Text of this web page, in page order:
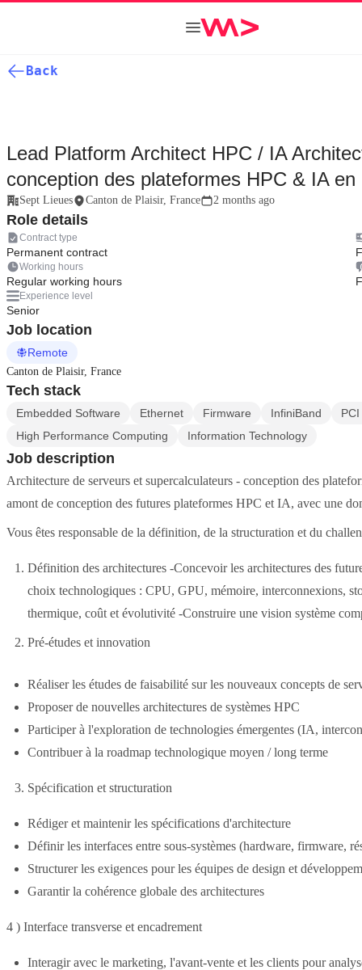
Back
Lead Platform Architect HPC / IA
conception des plateformes HPC & IA en
Sept Lieues Canton de Plaisir, France 2 months ago
Role details
Contract type
Permanent contract
Working hours
Regular working hours
Experience level
Senior
Job location
Remote
Canton de Plaisir, France
Tech stack
Embedded Software Ethernet Firmware InfiniBand
High Performance Computing
Information Technology
Job description
Architecture de serveurs et supercalculateurs - conception des
amont de conception des futures plateformes HPC et IA, avec une
Vous êtes responsable de la définition, de la structuration et du
Définition des architectures -Concevoir les architectures des
choix technologiques : CPU, GPU, mémoire, interconnexions,
thermique, coût et évolutivité -Construire une vision système
Pré-études et innovation
Réaliser les études de faisabilité sur les nouveaux concepts de
Proposer de nouvelles architectures de systèmes HPC
Participer à l'exploration de technologies émergentes (IA,
Contribuer à la roadmap technologique moyen / long terme
Spécification et structuration
Rédiger et maintenir les spécifications d'architecture
Définir les interfaces entre sous-systèmes (hardware, firmware,
Structurer les exigences pour les équipes de design et
Garantir la cohérence globale des architectures
4 ) Interface transverse et encadrement
Interagir avec le marketing, l'avant-vente et les clients pour